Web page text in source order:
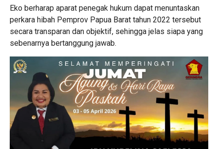
Eko berharap aparat penegak hukum dapat menuntaskan
perkara hibah Pemprov Papua Barat tahun 2022 tersebut
secara transparan dan objektif, sehingga jelas siapa yang
sebenarnya bertanggung jawab.